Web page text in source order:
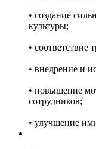
• создание
культуры;
• соответствие
• внедрение и
• повышение
сотрудников;
• улучшение